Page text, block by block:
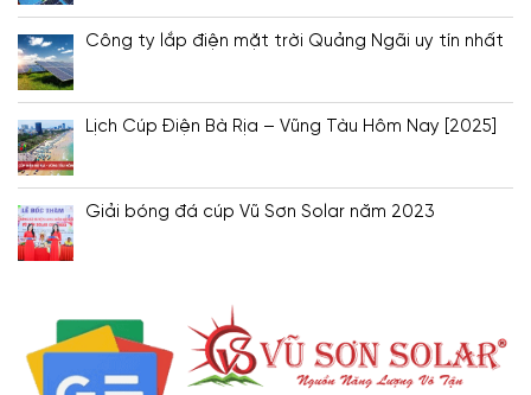
Công ty lắp điện mặt trời Quảng Ngãi uy tín nhất
Lịch Cúp Điện Bà Rịa – Vũng Tàu Hôm Nay [2025]
Giải bóng đá cúp Vũ Sơn Solar năm 2023